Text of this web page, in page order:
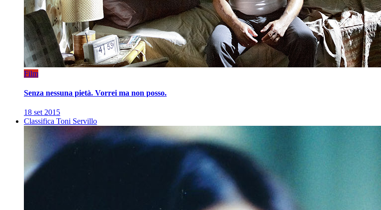
Film
Senza nessuna pietà. Vorrei ma non posso.
18 set 2015
Classifica Toni Servillo